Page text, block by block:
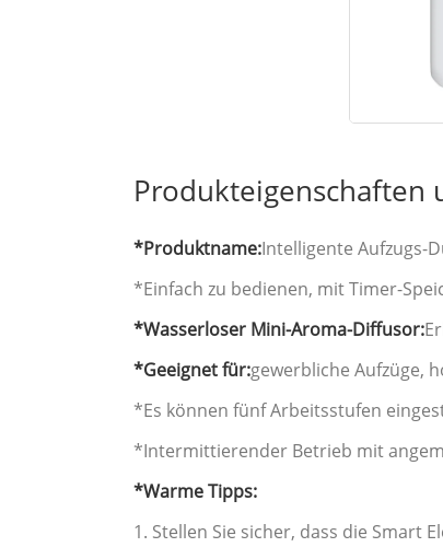
Produkteigenschaften
*Produktname:Intelligente Aufzugs-
*Einfach zu bedienen, mit Timer-
*Wasserloser Mini-Aroma-Diffusor:
*Geeignet für:gewerbliche Aufzüge,
*Es können fünf Arbeitsstufen
*Intermittierender Betrieb mit
*Warme Tipps:
1. Stellen Sie sicher, dass die Smart